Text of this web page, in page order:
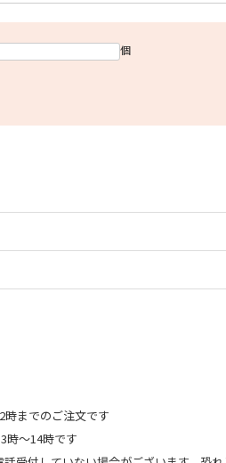
個
までのご注文です
時～14時です